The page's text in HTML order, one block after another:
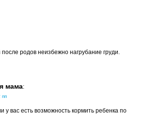
родов неизбежно нагрубание груди.
мама:
пп
у вас есть возможность кормить ребенка по